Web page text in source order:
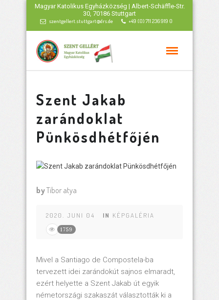
Magyar Katolikus Egyházközség | Albert-Schäffle-Str.
30, 70186 Stuttgart
szentgellert.stuttgart@drs.de +49 (0) 711 236 919 0
Szent Jakab
zarándoklat
Pünkösdhétfőjén
byTibor atya
2020. JUNI 04 IN KÉPGALÉRIA
1759
Mivel a Santiago de Compostela-ba
tervezett idei zarándokút sajnos elmaradt,
ezért helyette a Szent Jakab út egyik
németországi szakaszát választották ki a